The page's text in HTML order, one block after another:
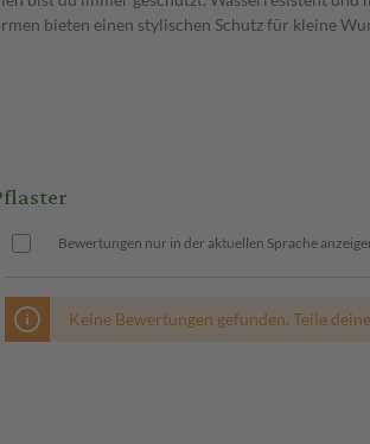
bieten einen stylischen Schutz für kleine
Bewertungen nur in der aktuellen Sprache
Keine Bewertungen gefunden. Teile